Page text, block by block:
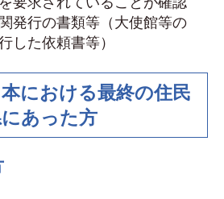
発行の書類等（大使館等の
した依頼書等）
における最終の住民
あった方